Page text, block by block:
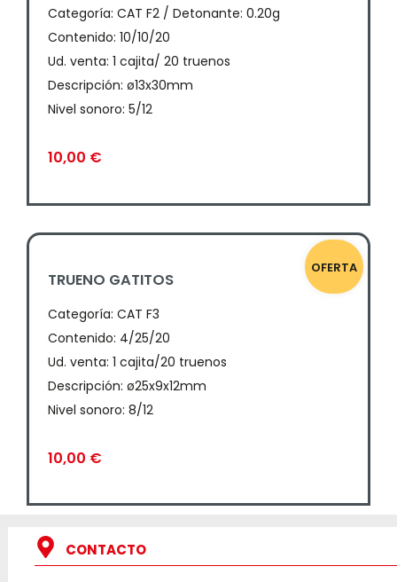
Categoría: CAT F2 / Detonante: 0.20g
Contenido: 10/10/20
Ud. venta: 1 cajita/ 20 truenos
Descripción: ø13x30mm
Nivel sonoro: 5/12
10,00 €
OFERTA
TRUENO GATITOS
Categoría: CAT F3
Contenido: 4/25/20
Ud. venta: 1 cajita/20 truenos
Descripción: ø25x9x12mm
Nivel sonoro: 8/12
10,00 €
CONTACTO